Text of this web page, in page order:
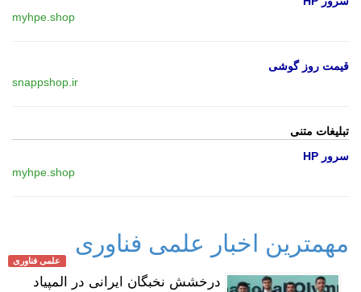
myhpe.shop
قیمت روز گوشی
snappshop.ir
تبلیغات متنی
سرور HP
myhpe.shop
مهمترین اخبار علمی فناوری
علمی فناوری
درخشش نخبگان ایرانی در المپیاد